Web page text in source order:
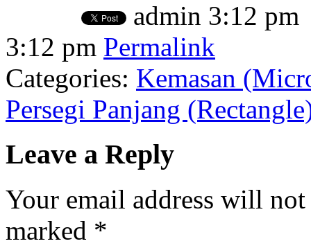
admin 3:12 pm
3:12 pm Permalink
Categories: Kemasan
Persegi Panjang
Leave a Reply
Your email address will
marked *